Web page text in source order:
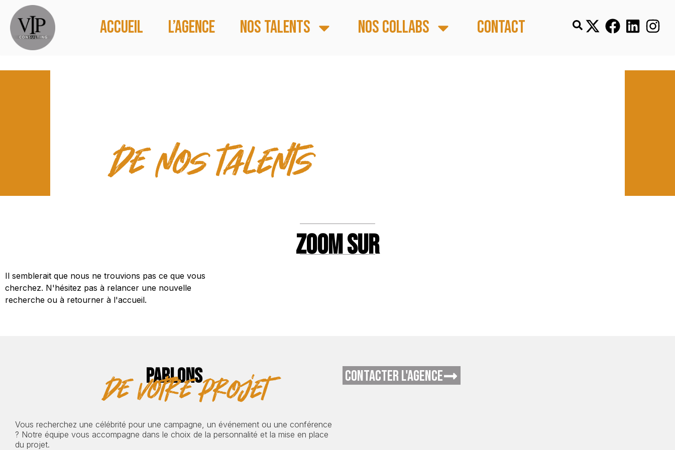
Accueil L’agence Nos talents Nos collabs Contact
LES TEMPS FORTS
de nos talents
ZOOM SUR
Il semblerait que nous ne trouvions pas ce que vous
cherchez. N'hésitez pas à relancer une nouvelle
recherche ou à retourner à l'accueil.
PARLONS
de votre projet
Vous recherchez une célébrité pour une campagne, un événement ou une conférence
? Notre équipe vous accompagne dans le choix de la personnalité et la mise en place
du projet.
CONTACTER L'AGENCE